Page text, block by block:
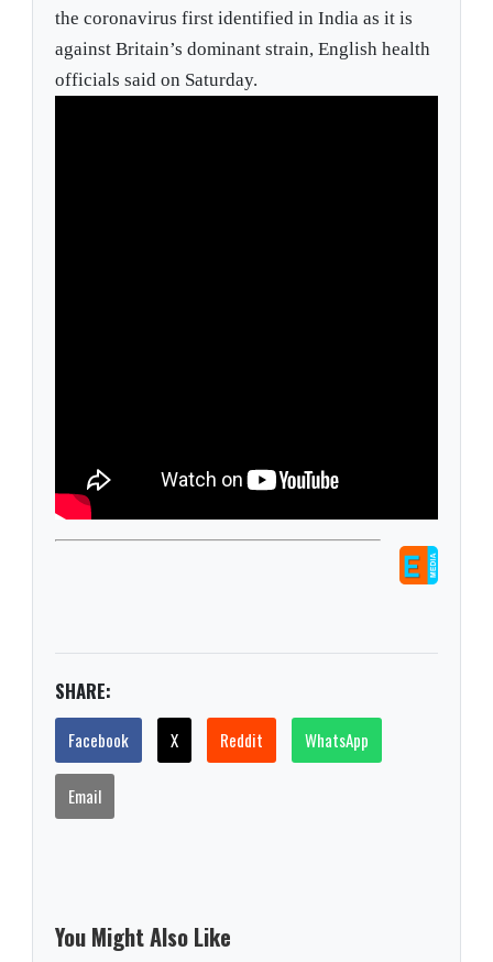
the coronavirus first identified in India as it is
against Britain’s dominant strain, English health
officials said on Saturday.
SHARE:
Facebook X Reddit WhatsApp
Email
You Might Also Like